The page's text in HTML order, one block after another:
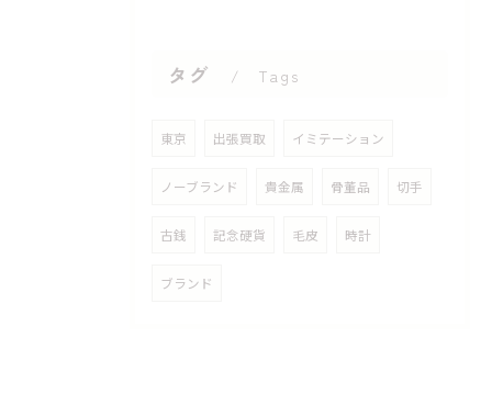
タグ Tags
東京 出張買取 イミテーション
ノーブランド 貴金属 骨董品 切手
古銭 記念硬貨 毛皮 時計
ブランド